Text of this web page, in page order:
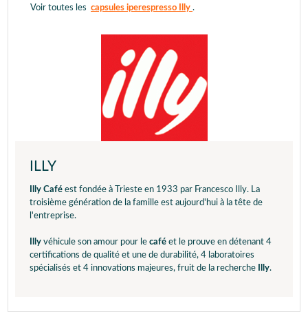
Voir toutes les capsules iperespresso Illy .
ILLY
Illy Café est fondée à Trieste en 1933 par Francesco Illy. La
troisième génération de la famille est aujourd'hui à la tête de
l'entreprise.
Illy véhicule son amour pour le café et le prouve en détenant 4
certifications de qualité et une de durabilité, 4 laboratoires
spécialisés et 4 innovations majeures, fruit de la recherche
Illy.